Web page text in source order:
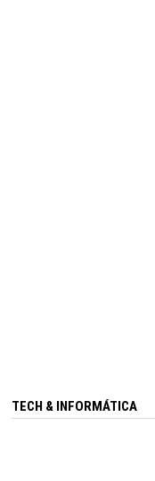
TECH & INFORMÁTICA